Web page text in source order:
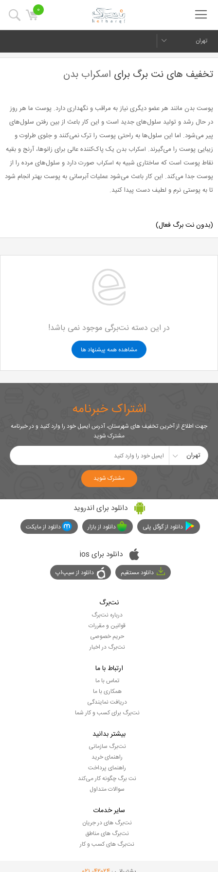
0
تهران
تخفیف های نت برگ برای اسکراب بدن
پوست بدن مانند هر عضو دیگری نیاز به مراقب و نگهداری دارد. پوست ما هر روز
در حال رشد و تولید سلول‌های جدید است و این کار باعث از بین رفتن سلول‌های
پیر می‌شود. اما این سلول‌ها به راحتی پوست را ترک نمی‌کنند و جلوی طراوت و
زیبایی پوست را می‌گیرند. اسکراب بدن یک پاک‌کننده عالی برای زانوها، آرنج و بقیه
نقاط پوست است که ساختاری شبیه به اسکراب صورت دارد و سلول‌های مرده را از
پوست جدا می‌کند. این کار باعث می‌شود عملیات آبرسانی به پوست بهتر انجام شود
تا به پوستی نرم و لطیف دست پیدا کنید.
(بدون نت برگ فعال)
در این دسته نت‌برگی موجود نمی باشد!
مشاهده همه پیشنهاد ها
اشتراک خبرنامه
جهت اطلاع از آخرین تخفیف های شهرستان، آدرس ایمیل خود را وارد کنید و در خبرنامه
مشترک شوید
تهران
مشترک شوید
دانلود برای اندروید
دانلود از گوگل پلی دانلود از بازار دانلود از مایکت
دانلود برای ios
دانلود مستقیم دانلود از سیپ‌اپ
نت‌برگ
درباره نت‌برگ
قوانین و مقررات
حریم خصوصی
نت‌برگ در اخبار
ارتباط با ما
تماس با ما
همکاری با ما
دریافت نمایندگی
نت‌برگ برای کسب و کار شما
بیشتر بدانید
نت‌برگ سازمانی
راهنمای خرید
راهنمای پرداخت
نت برگ چگونه کار می‌کند
سوالات متداول
سایر خدمات
نت‌برگ های در جریان
نت‌برگ های مناطق
نت‌برگ های کسب و کار